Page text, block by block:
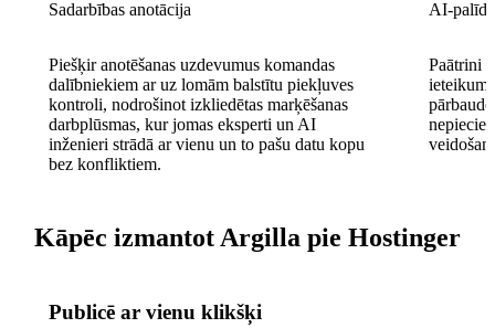
Sadarbības anotācija
Piešķir anotēšanas uzdevumus komandas
dalībniekiem ar uz lomām balstītu piekļuves
kontroli, nodrošinot izkliedētas marķēšanas
darbplūsmas, kur jomas eksperti un AI
inženieri strādā ar vienu un to pašu datu kopu
bez konfliktiem.
AI-
Paātrini
Kāpēc izmantot Argilla pie Hostinger
Publicē ar vienu klikšķi